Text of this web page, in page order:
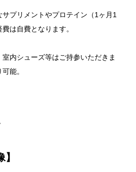
プリメントやプロテイン（1ヶ月1
は自費となります。
内シューズ等はご持参いただきま
能。